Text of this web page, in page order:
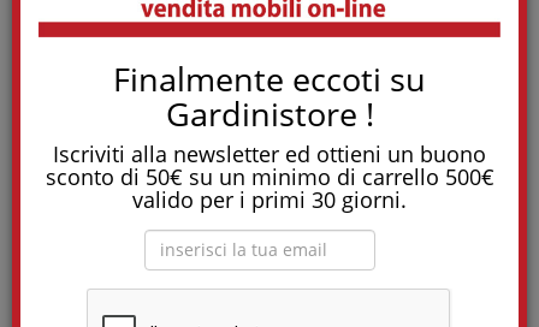
Finalmente eccoti su
Gardinistore !
Iscriviti alla newsletter ed ottieni un buono
sconto di 50€ su un minimo di carrello 500€
valido per i primi 30 giorni.
Rete Minerva A Doghe In Legno - Tutte Le Misure
Tostapane, tritatutto, aspirapolvere, friggitrice
e molti altri Elettrodomestici!
Rete Minerva a doghe in legno - tutte le